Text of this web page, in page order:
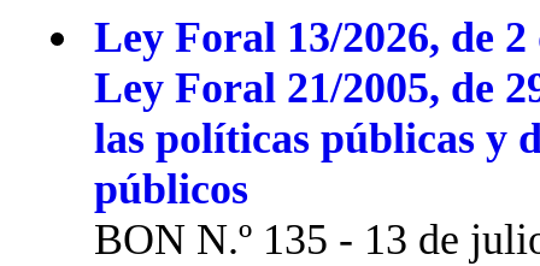
Ley Foral 13/2026, de
Ley Foral 21/2005, de
las políticas públicas y
públicos
BON N.º 135 - 13 de